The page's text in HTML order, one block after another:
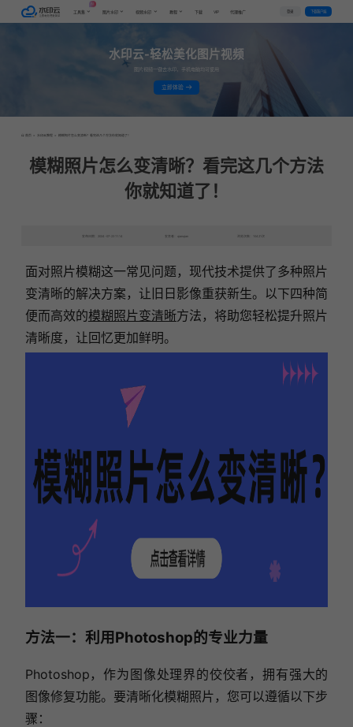
工具集
AI
图片水印 视频水印 教程 下载 VIP 代理推广 登录 下载客户端
水印云-轻松美化图片视频
图片视频一键去水印，手机电脑均可使用
立即体验
首页 > 水印云教程 > 模糊照片怎么变清晰？看完这几个方法你就知道了！
模糊照片怎么变清晰？看完这几个方法
你就知道了！
发布日期：2024-07-23 11:14 发表者：qianqian 浏览次数：10421次
面对照片模糊这一常见问题，现代技术提供了多种照片
变清晰的解决方案，让旧日影像重获新生。以下四种简
便而高效的模糊照片变清晰方法，将助您轻松提升照片
清晰度，让回忆更加鲜明。
方法一：利用Photoshop的专业力量
Photoshop，作为图像处理界的佼佼者，拥有强大的
图像修复功能。要清晰化模糊照片，您可以遵循以下步
骤：